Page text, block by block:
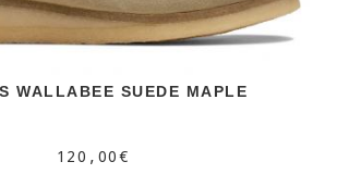
WALLABEE SUEDE MAPLE
120,00€